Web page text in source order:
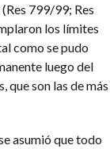
799/99; Res
los límites
como se pudo
luego del
que son las de más
asumió que todo